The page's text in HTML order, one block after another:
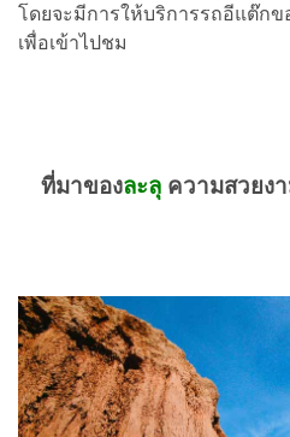
โดยจะมีการให้บริการรถอีแต๊กข
เพื่อเข้าไปชม
ที่มาของละลุ ความสวยง